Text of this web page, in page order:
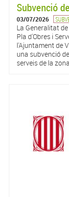
Subvenció
03/07/2026
La Generalitat
Pla d'Obres i
l'Ajuntament de
una subvenció
serveis de la